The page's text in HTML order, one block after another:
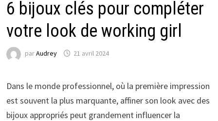
6 bijoux clés pour compléter
votre look de working girl
parAudrey 21 avril 2024
Dans le monde professionnel, où la première impression
est souvent la plus marquante, affiner son look avec des
bijoux appropriés peut grandement influencer la